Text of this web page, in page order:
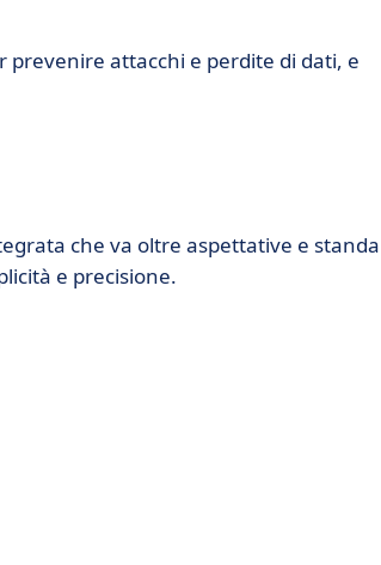
prevenire attacchi e perdite di dati, e
che va oltre aspettative e
e precisione.